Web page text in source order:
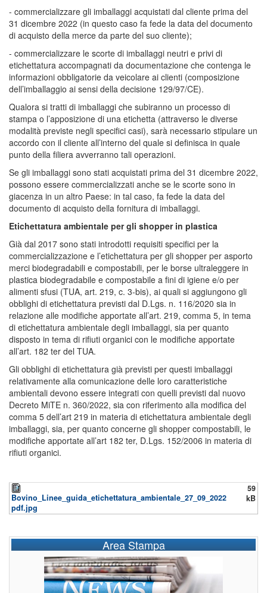
- commercializzare gli imballaggi acquistati dal cliente prima del
31 dicembre 2022 (in questo caso fa fede la data del documento
di acquisto della merce da parte del suo cliente);
- commercializzare le scorte di imballaggi neutri e privi di
etichettatura accompagnati da documentazione che contenga le
informazioni obbligatorie da veicolare ai clienti (composizione
dell’imballaggio ai sensi della decisione 129/97/CE).
Qualora si tratti di imballaggi che subiranno un processo di
stampa o l’apposizione di una etichetta (attraverso le diverse
modalità previste negli specifici casi), sarà necessario stipulare un
accordo con il cliente all’interno del quale si definisca in quale
punto della filiera avverranno tali operazioni.
Se gli imballaggi sono stati acquistati prima del 31 dicembre 2022,
possono essere commercializzati anche se le scorte sono in
giacenza in un altro Paese: in tal caso, fa fede la data del
documento di acquisto della fornitura di imballaggi.
Etichettatura ambientale per gli shopper in plastica
Già dal 2017 sono stati introdotti requisiti specifici per la
commercializzazione e l’etichettatura per gli shopper per asporto
merci biodegradabili e compostabili, per le borse ultraleggere in
plastica biodegradabile e compostabile a fini di igiene e/o per
alimenti sfusi (TUA, art. 219, c. 3-bis), ai quali si aggiungono gli
obblighi di etichettatura previsti dal D.Lgs. n. 116/2020 sia in
relazione alle modifiche apportate all’art. 219, comma 5, in tema
di etichettatura ambientale degli imballaggi, sia per quanto
disposto in tema di rifiuti organici con le modifiche apportate
all’art. 182 ter del TUA.
Gli obblighi di etichettatura già previsti per questi imballaggi
relativamente alla comunicazione delle loro caratteristiche
ambientali devono essere integrati con quelli previsti dal nuovo
Decreto MiTE n. 360/2022, sia con riferimento alla modifica del
comma 5 dell’art 219 in materia di etichettatura ambientale degli
imballaggi, sia, per quanto concerne gli shopper compostabili, le
modifiche apportate all’art 182 ter, D.Lgs. 152/2006 in materia di
rifiuti organici.
Bovino_Linee_guida_etichettatura_ambientale_27_09_2022
pdf.jpg
59
kB
Area Stampa